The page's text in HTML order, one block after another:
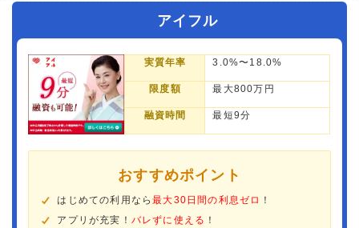
アイフル
実質年率 3.0%〜18.0%
限度額 最大800万円
融資時間 最短9分
おすすめポイント
はじめての利用なら最大30日間の利息ゼロ ！
アプリが充実！ バレずに使える ！